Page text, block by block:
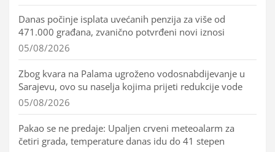
Danas počinje isplata uvećanih penzija za više od
471.000 građana, zvanično potvrđeni novi iznosi
05/08/2026
Zbog kvara na Palama ugroženo vodosnabdijevanje u
Sarajevu, ovo su naselja kojima prijeti redukcije vode
05/08/2026
Pakao se ne predaje: Upaljen crveni meteoalarm za
četiri grada, temperature danas idu do 41 stepen